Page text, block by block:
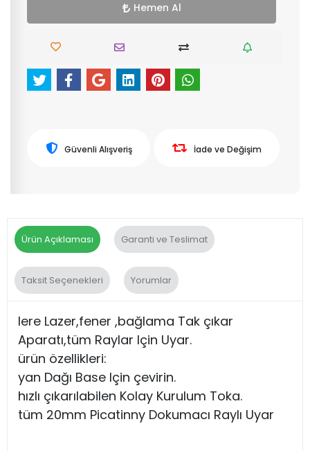
Hemen Al
Güvenli Alışveriş İade ve Değişim
Ürün Açıklaması Garanti ve Teslimat
Taksit Seçenekleri Yorumlar
lere Lazer,fener ,bağlama Tak çıkar
Aparatı,tüm Raylar Için Uyar.
ürün özellikleri:
yan Dağı Base Için çevirin.
hızlı çıkarılabilen Kolay Kurulum Toka.
tüm 20mm Picatinny Dokumacı Raylı Uyar